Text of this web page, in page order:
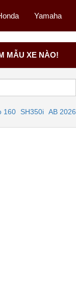
Yamaha
MẪU XE NÀO!
160 SH350i AB 2026